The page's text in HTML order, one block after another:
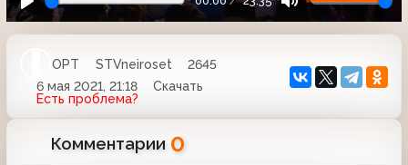
ОРТ STVneiroset
2645
6 мая 2021, 21:18
Скачать
Есть проблема?
Комментарии 0